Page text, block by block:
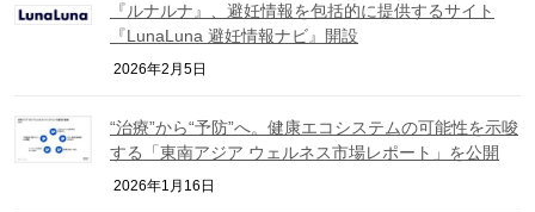
『ルナルナ』、避妊情報を包括的に提供するサイト
『LunaLuna 避妊情報ナビ』開設
2026年2月5日
“治療”から“予防”へ。健康エコシステムの可能性を示唆
する「東南アジア ウェルネス市場レポート」を公開
2026年1月16日